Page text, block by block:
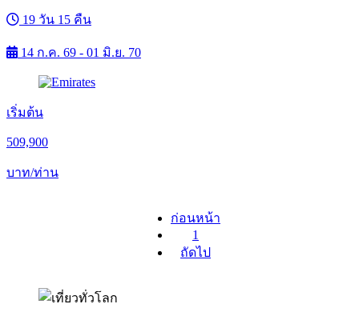
19 วัน 15 คืน
14 ก.ค. 69 - 01 มิ.ย. 70
เริ่มต้น
509,900
บาท/ท่าน
ก่อนหน้า
1
ถัดไป